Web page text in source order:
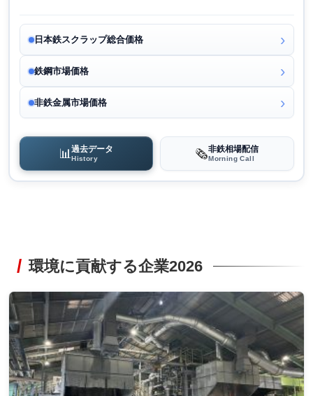
日本鉄スクラップ総合価格
鉄鋼市場価格
非鉄金属市場価格
📊過去データ
History 🗞️非鉄相場配信
Morning Call
環境に貢献する企業2026